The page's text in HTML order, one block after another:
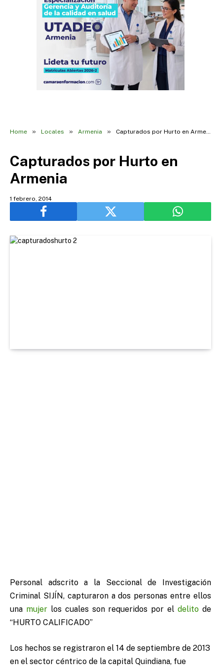
Home » Locales » Armenia » Capturados por Hurto en Armenia
Capturados por Hurto en
Armenia
1 febrero, 2014
Personal adscrito a la Seccional de Investigación
Criminal SIJÍN, capturaron a dos personas entre ellos
una mujerlos cuales son requeridos por eldelito de
“HURTO CALIFICADO”
Los hechos se registraron el 14 de septiembre de 2013
en el sector céntrico de la capital Quindiana, fue